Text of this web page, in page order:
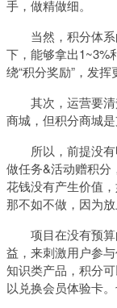
手，做精做细。
当然，积分体
下，能够拿出1~3%
绕“积分奖励”，发挥
其次，运营要
商城，但积分商城是
所以，前提没
做任务&活动赠积分
花钱没有产生价值
那不如不做，因为放
项目在没有预
益，来刺激用户参
知识类产品，积分
以兑换会员体验卡